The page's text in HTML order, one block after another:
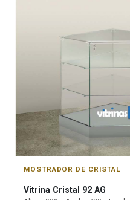
MOSTRADOR DE CRISTAL
Vitrina Cristal 92 AG